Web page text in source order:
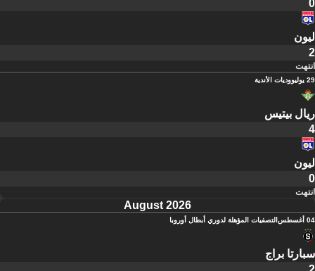
0
ليون
2
انتهت
29 يوليو وديات الأندية
ريال بيتيس
4
ليون
0
انتهت
August 2026
04 أغسطس التصفيات المؤهلة لدوري أبطال أوروبا
سبارتا براج